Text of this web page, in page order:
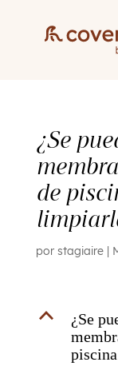
¿Se
de
por stagiaire|
B
¿Se